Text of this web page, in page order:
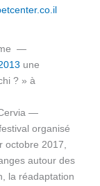
—
une
? » à
—
organisé
octobre 2017,
autour des
la réadaptation